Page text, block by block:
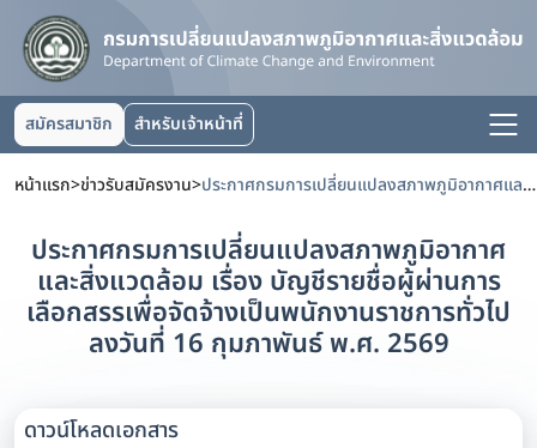
สมัครสมาชิก สำหรับเจ้าหน้าที่
หน้าแรก>ข่าวรับสมัครงาน> ประกาศกรมการเปลี่ยนแปลงสภาพภูมิอากาศและสิ่งแวดล้อม เรื่อง บัญชีรายชื่อผู้ผ่านการเลือกสรรเพื่อจัดจ้างเป็นพนักงานราชการทั่วไป ลงวันที่ 16 กุมภาพันธ์ พ.ศ. 2569
ประกาศกรมการเปลี่ยนแปลงสภาพภูมิอากาศ
และสิ่งแวดล้อม เรื่อง บัญชีรายชื่อผู้ผ่านการ
เลือกสรรเพื่อจัดจ้างเป็นพนักงานราชการทั่วไป
ลงวันที่ 16 กุมภาพันธ์ พ.ศ. 2569
ดาวน์โหลดเอกสาร